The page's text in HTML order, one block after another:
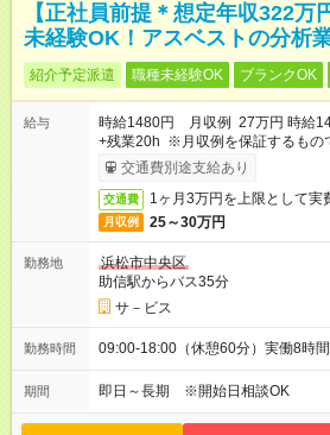
【正社員前提＊想定年収322万
未経験OK！アスベストの分析
紹介予定派遣 職種未経験OK ブランクOK
給与
時給1480円 月収例 27万円 時給
+残業20h ※月収例を保証するもの
交通費別途支給あり
交通費 1ヶ月3万円を上限として実
月収例 25～30万円
勤務地
浜松市中央区
助信駅からバス35分
サ－ビス
勤務時間 09:00-18:00（休憩60分）実働8時間
期間 即日～長期 ※開始日相談OK